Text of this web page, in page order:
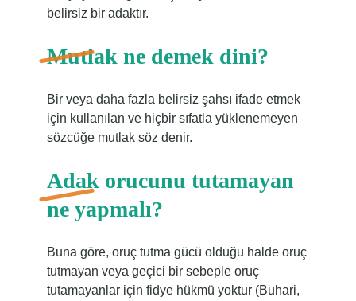
belirsiz bir adaktır.
Mutlak ne demek dini?
Bir veya daha fazla belirsiz şahsı ifade etmek
için kullanılan ve hiçbir sıfatla yüklenemeyen
sözcüğe mutlak söz denir.
Adak orucunu tutamayan
ne yapmalı?
Buna göre, oruç tutma gücü olduğu halde oruç
tutmayan veya geçici bir sebeple oruç
tutamayanlar için fidye hükmü yoktur (Buhari,